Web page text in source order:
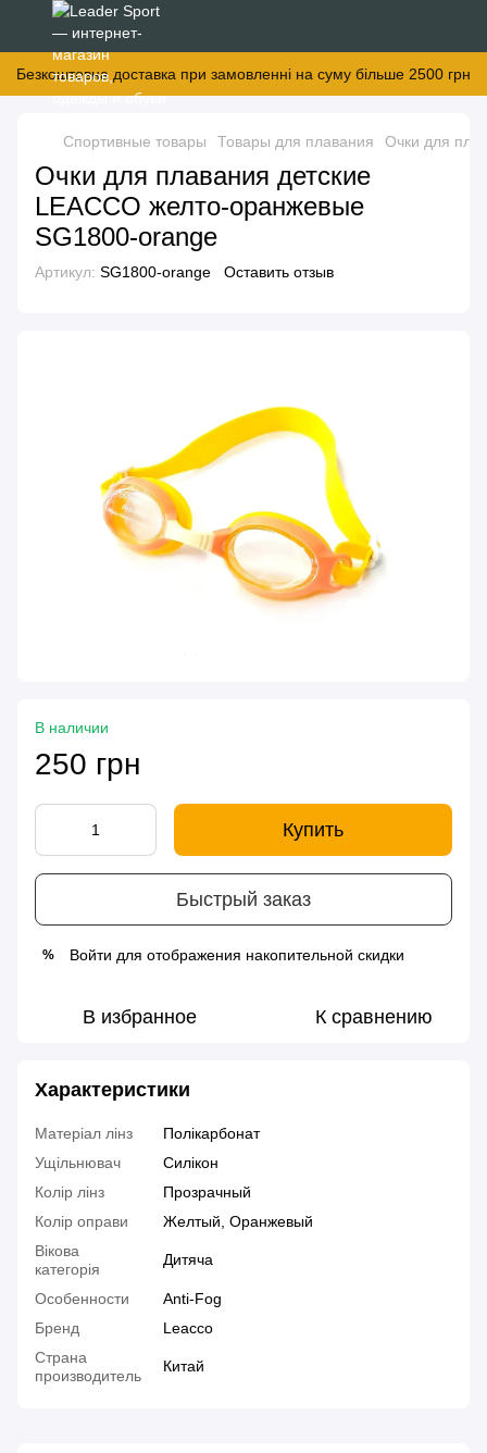
Безкоштовна доставка при замовленні на суму більше 2500 грн
Спортивные товары Товары для плавания Очки для
Очки для плавания детские
LEACCO желто-оранжевые
SG1800-orange
Артикул: SG1800-orange Оставить отзыв
В наличии
250 грн
Купить
Быстрый заказ
% Войти для отображения накопительной скидки
В избранное К сравнению
Характеристики
Матеріал лінз
Полікарбонат
Ущільнювач
Силікон
Колір лінз
Прозрачный
Колір оправи
Желтый, Оранжевый
Вікова
категорія
Дитяча
Особенности
Anti-Fog
Бренд
Leacco
Страна
производитель
Китай